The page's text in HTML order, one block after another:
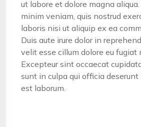
ut labore et dolore magna
minim veniam, quis nostrud
laboris nisi ut aliquip ex ea
Duis aute irure dolor in
velit esse cillum dolore eu fugiat
Excepteur sint occaecat
sunt in culpa qui officia
est laborum.